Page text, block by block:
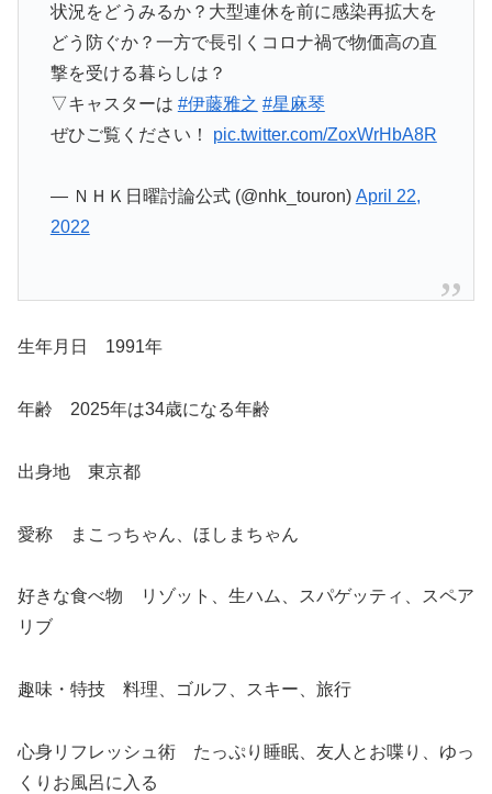
状況をどうみるか？大型連休を前に感染再拡大を
どう防ぐか？一方で長引くコロナ禍で物価高の直
撃を受ける暮らしは？
▽キャスターは #伊藤雅之 #星麻琴
ぜひご覧ください！ pic.twitter.com/ZoxWrHbA8R
— ＮＨＫ日曜討論公式 (@nhk_touron) April 22,
2022
生年月日 1991年
年齢 2025年は34歳になる年齢
出身地 東京都
愛称 まこっちゃん、ほしまちゃん
好きな食べ物 リゾット、生ハム、スパゲッティ、スペア
リブ
趣味・特技 料理、ゴルフ、スキー、旅行
心身リフレッシュ術 たっぷり睡眠、友人とお喋り、ゆっ
くりお風呂に入る